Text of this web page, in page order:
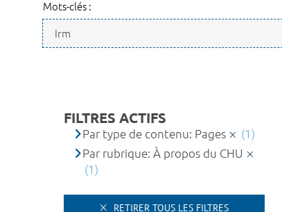
Mots-clés :
FILTRES ACTIFS
Par type de contenu: Pages
(1)
Par rubrique: À propos du CHU
(1)
RETIRER TOUS LES FILTRES